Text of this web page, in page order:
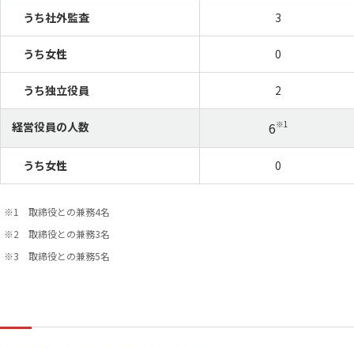
うち社外監査 3
うち女性 0
うち独立役員 2
経営役員の人数 6※1
うち女性 0
取締役との兼務4名
取締役との兼務3名
取締役との兼務5名